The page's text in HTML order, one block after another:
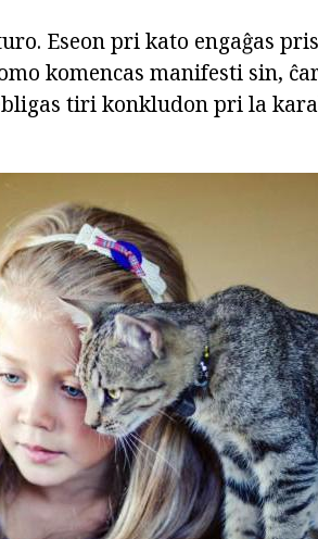
Eseon pri kato engaĝas
komencas manifesti sin,
tiri konkludon pri la